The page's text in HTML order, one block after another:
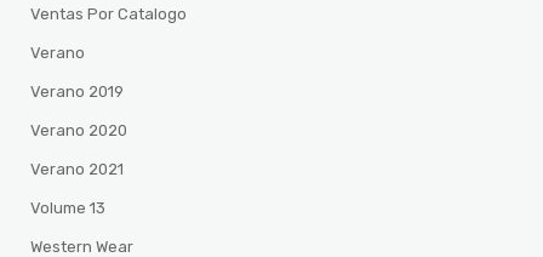
Ventas Por Catalogo
Verano
Verano 2019
Verano 2020
Verano 2021
Volume 13
Western Wear